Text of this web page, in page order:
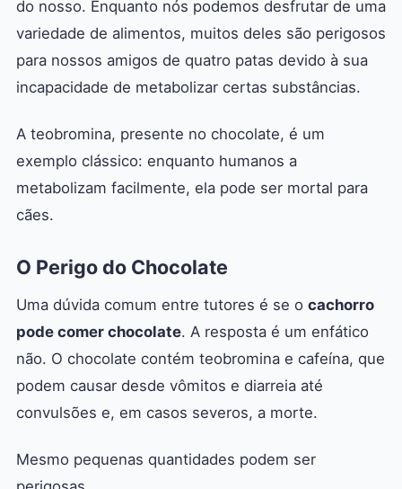
do nosso. Enquanto nós podemos desfrutar de uma
variedade de alimentos, muitos deles são perigosos
para nossos amigos de quatro patas devido à sua
incapacidade de metabolizar certas substâncias.
A teobromina, presente no chocolate, é um
exemplo clássico: enquanto humanos a
metabolizam facilmente, ela pode ser mortal para
cães.
O Perigo do Chocolate
Uma dúvida comum entre tutores é se o cachorro
pode comer chocolate. A resposta é um enfático
não. O chocolate contém teobromina e cafeína, que
podem causar desde vômitos e diarreia até
convulsões e, em casos severos, a morte.
Mesmo pequenas quantidades podem ser